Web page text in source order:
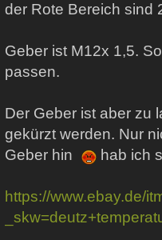
der Rote Bereich sind
Geber ist M12x 1,5.
passen.
Der Geber ist aber zu
gekürzt werden. Nur
Geber hin
hab ich
https://www.ebay.de/